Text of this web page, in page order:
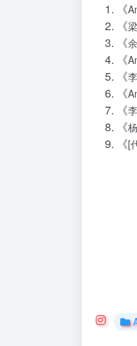
《
《
《
《
《
《
《
《
《[